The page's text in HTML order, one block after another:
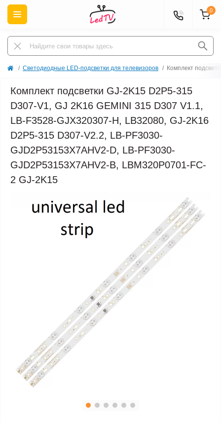
0
Светодиодные LED-подсветки для телевизоров Комплект
Комплект подсветки GJ-2K15 D2P5-315
D307-V1, GJ 2K16 GEMINI 315 D307 V1.1,
LB-F3528-GJX320307-H, LB32080, GJ-2K16
D2P5-315 D307-V2.2, LB-PF3030-
GJD2P53153X7AHV2-D, LB-PF3030-
GJD2P53153X7AHV2-B, LBM320P0701-FC-
2 GJ-2K15